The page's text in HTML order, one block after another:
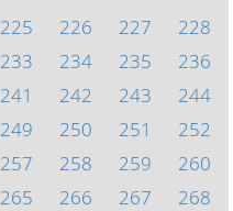
225 226 227
228
233 234 235
236
241 242 243
244
249 250 251
252
257 258 259
260
265 266 267
268